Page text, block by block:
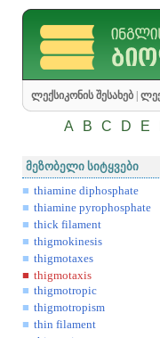
ლექსიკონის შესახებ
A B C D E
მეზობელი სიტყვები
thiamine diphosphate
thiamine pyrophosphate
thick filament
thigmokinesis
thigmotaxes
thigmotaxis
thigmotropic
thigmotropism
thin filament